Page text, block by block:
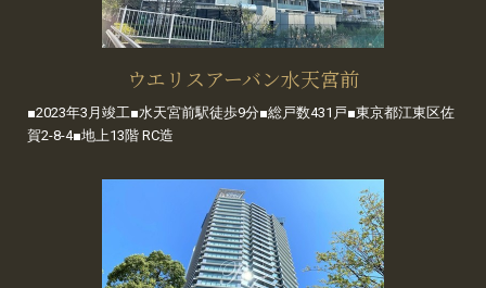
ウエリスアーバン水天宮前
■2023年3月竣工■水天宮前駅徒歩9分■総戸数431戸■東京都江東区佐
賀2-8-4■地上13階 RC造